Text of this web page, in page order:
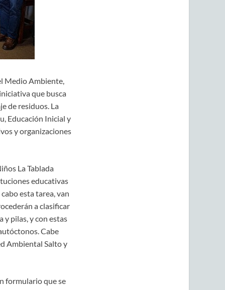
Medio Ambiente,
que busca
de residuos. La
Educación Inicial y
y organizaciones
La Tablada
educativas
esta tarea, van
a clasificar
y pilas, y con estas
Cabe
Ambiental Salto y
formulario que se